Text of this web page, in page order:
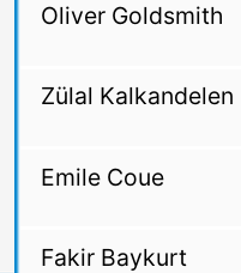
Oliver Goldsmith
Zülal Kalkandelen
Emile Coue
Fakir Baykurt